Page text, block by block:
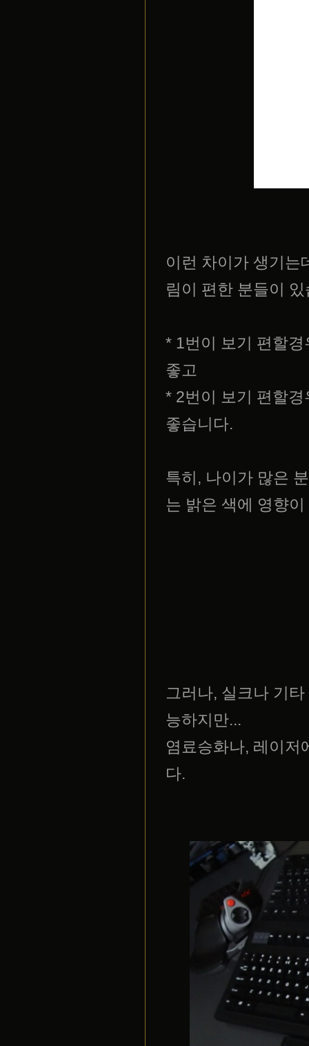
이런 차이가 생기는
림이 편한 분들이
* 1번이 보기 편할
좋고
* 2번이 보기 편할
좋습니다.
특히, 나이가 많은
는 밝은 색에 영향
그러나, 실크나 기
능하지만...
염료승화나, 레이저
다.